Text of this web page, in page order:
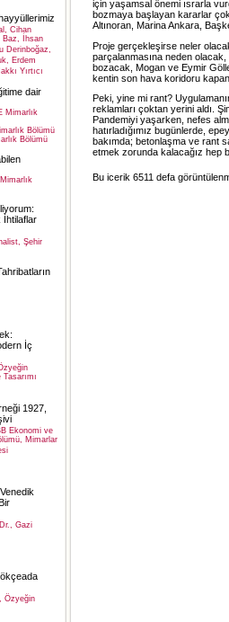
Cihan
Baz, İhsan
Derinboğaz,
Erdem
Yırtıcı
dair
Mimarlık
Bölümü
Bölümü
İhtilaflar
Şehir
İç
1927,
Ekonomi ve
Mimarlar
Gazi
Özyeğin
için yaşamsal önemi ısrarla
bozmaya başlayan kararlar
Altınoran, Marina Ankara,
Proje gerçekleşirse neler
parçalanmasına neden olacak,
bozacak, Mogan ve Eymir
kentin son hava koridoru
Peki, yine mi rant?
reklamları çoktan yerini aldı.
Pandemiyi yaşarken, nefes
hatırladığımız bugünlerde,
bakımda; betonlaşma ve rant
etmek zorunda kalacağız hep
Bu icerik 6511 defa